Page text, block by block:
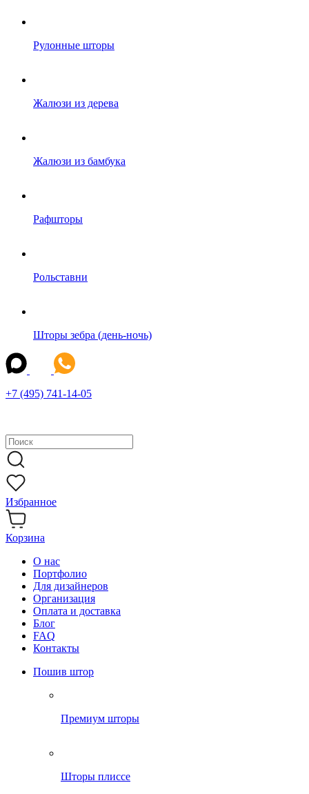
Рулонные шторы
Жалюзи из дерева
Жалюзи из бамбука
Рафшторы
Рольставни
Шторы зебра (день-ночь)
+7 (495) 741-14-05
Избранное
Корзина
О нас
Портфолио
Для дизайнеров
Организация
Оплата и доставка
Блог
FAQ
Контакты
Пошив штор
Премиум шторы
Шторы плиссе